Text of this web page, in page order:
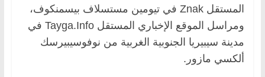
المستقل Znak في تيومين مستسلاف بيسمنكوف،
ومراسل الموقع الإخباري المستقل Tayga.Info في
مدينة سيبيريا الجنوبية الغربية من نوفوسيبيرسك
ألكسي مازور.